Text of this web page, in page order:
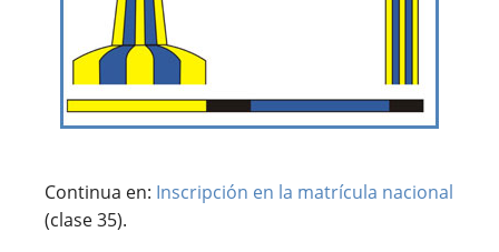
Continua en: Inscripción en la matrícula nacional
(clase 35).